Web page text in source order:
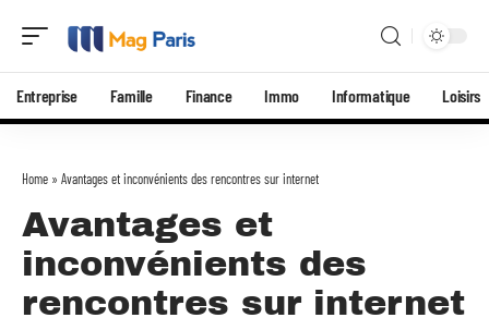
Entreprise Famille Finance Immo Informatique Loisirs
Home » Avantages et inconvénients des rencontres sur internet
Avantages et
inconvénients des
rencontres sur internet